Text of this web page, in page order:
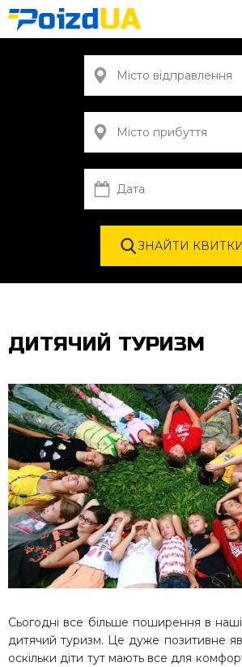
ДИТЯЧИЙ ТУРИЗМ
Сьогодні все більше поширення в
дитячий туризм. Це дуже позитивне
оскільки діти тут мають все для